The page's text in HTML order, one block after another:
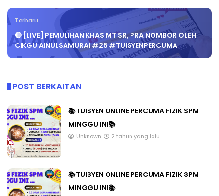
Terbaru
🔴 [LIVE] PEMULIHAN KHAS MT SR, PRA NOMBOR OLEH
CIKGU AINULSAMURAI #25 #TUISYENPERCUMA
POST BERKAITAN
📚TUISYEN ONLINE PERCUMA FIZIK SPM
MINGGU INI📚
Unknown 2 tahun yang lalu
📚TUISYEN ONLINE PERCUMA FIZIK SPM
MINGGU INI📚